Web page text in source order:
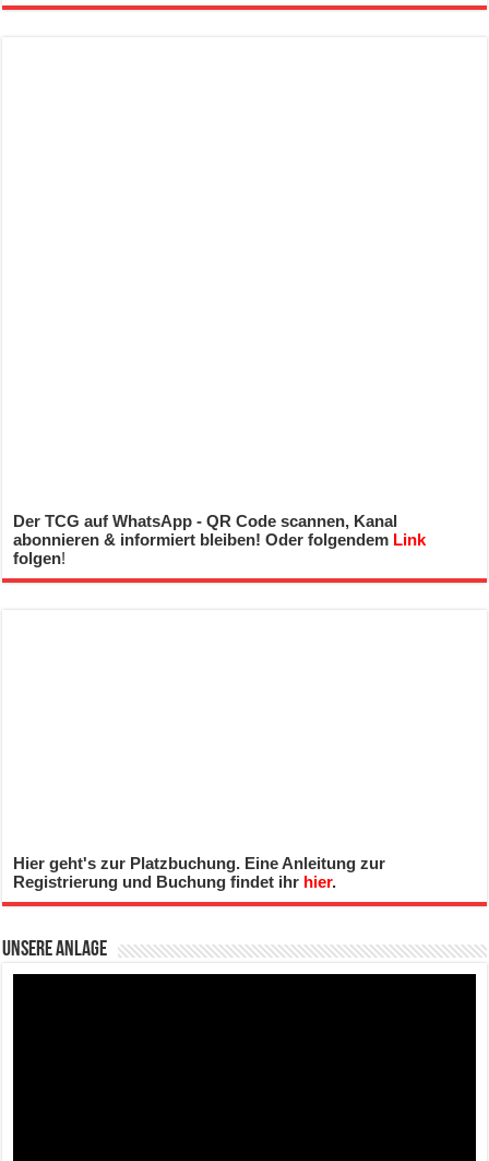
Der TCG auf WhatsApp - QR Code scannen, Kanal
abonnieren & informiert bleiben! Oder folgendem Link
folgen!
Hier geht's zur Platzbuchung. Eine Anleitung zur
Registrierung und Buchung findet ihr hier.
Unsere Anlage